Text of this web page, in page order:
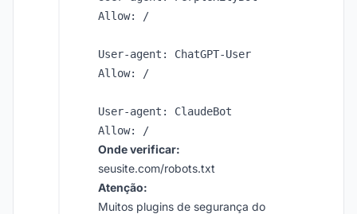
Allow: /
User-agent: ChatGPT-User
Allow: /
User-agent: ClaudeBot
Onde verificar:
seusite.com/robots.txt
Atenção:
Muitos plugins de segurança do